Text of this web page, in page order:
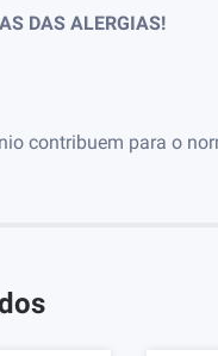
DAS ALERGIAS!
contribuem para o